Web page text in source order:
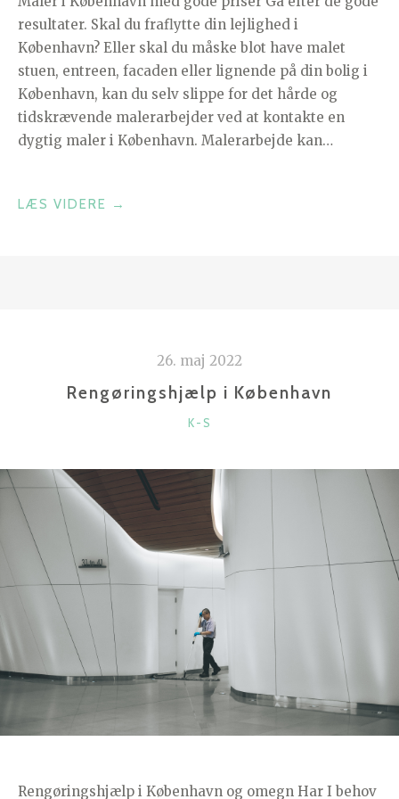
resultater. Skal du fraflytte din lejlighed i
København? Eller skal du måske blot have malet
stuen, entreen, facaden eller lignende på din bolig i
København, kan du selv slippe for det hårde og
tidskrævende malerarbejder ved at kontakte en
dygtig maler i København. Malerarbejde kan…
LÆS VIDERE “MALER
→
26. maj 2022
Rengøringshjælp i København
KATEGORIER
K-S
Rengøringshjælp i København og omegn Har I behov